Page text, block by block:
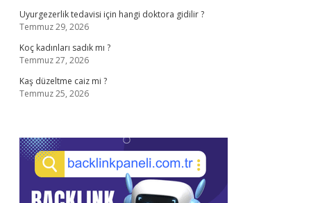
Uyurgezerlik tedavisi için hangi doktora gidilir ?
Temmuz 29, 2026
Koç kadınları sadık mı ?
Temmuz 27, 2026
Kaş düzeltme caiz mi ?
Temmuz 25, 2026